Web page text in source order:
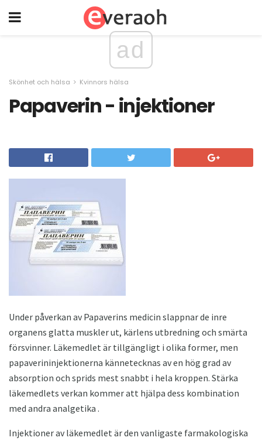
ad
Skönhet och hälsa Kvinnors hälsa
Papaverin - injektioner
Under påverkan av Papaverins medicin slappnar de inre
organens glatta muskler ut, kärlens utbredning och smärta
försvinner. Läkemedlet är tillgängligt i olika former, men
papaverininjektionerna kännetecknas av en hög grad av
absorption och sprids mest snabbt i hela kroppen. Stärka
läkemedlets verkan kommer att hjälpa dess kombination
med andra analgetika .
Injektioner av läkemedlet är den vanligaste farmakologiska